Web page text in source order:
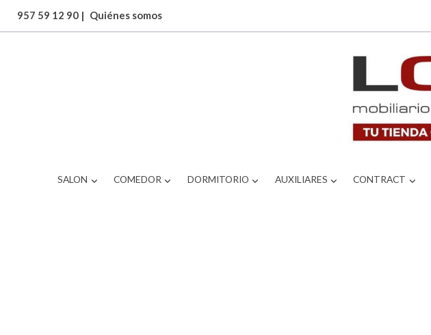
957 59 12 90 | Quiénes somos
SALON COMEDOR DORMITORIO AUXILIARES CONTRACT